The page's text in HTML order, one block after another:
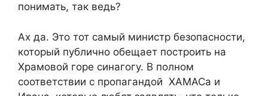
понимать, так ведь?
Ах да. Это тот самый министр безопасности,
который публично обещает построить на
Храмовой горе синагогу. В полном
соответствии с пропагандой ХАМАСа и